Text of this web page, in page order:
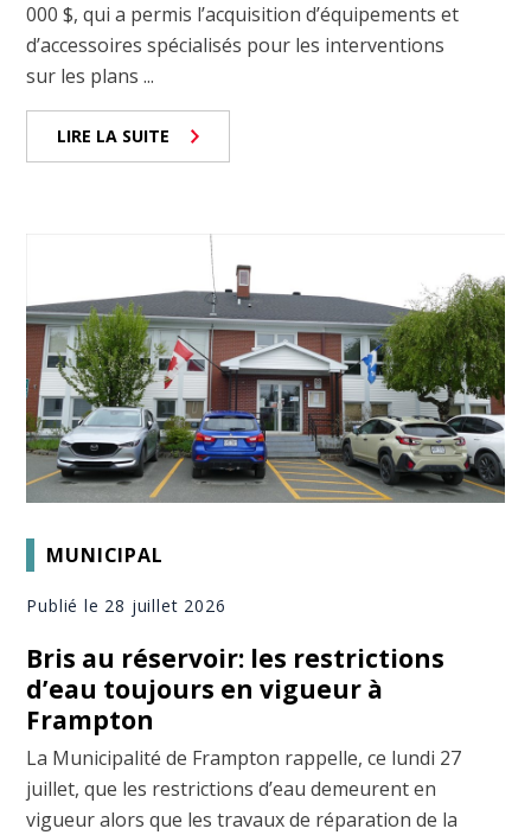
000 $, qui a permis l’acquisition d’équipements et
d’accessoires spécialisés pour les interventions
sur les plans ...
LIRE LA SUITE
MUNICIPAL
Publié le 28 juillet 2026
Bris au réservoir: les restrictions
d’eau toujours en vigueur à
Frampton
La Municipalité de Frampton rappelle, ce lundi 27
juillet, que les restrictions d’eau demeurent en
vigueur alors que les travaux de réparation de la